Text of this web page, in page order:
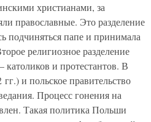
христианами, за
православные. Это разделение
подчиняться папе и принимала
религиозное разделение
и протестантов. В
и польское правительство
Процесс гонения на
Такая политика Польши